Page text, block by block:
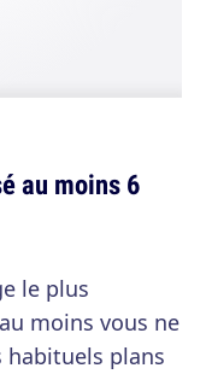
au moins 6
le plus
moins vous ne
habituels plans